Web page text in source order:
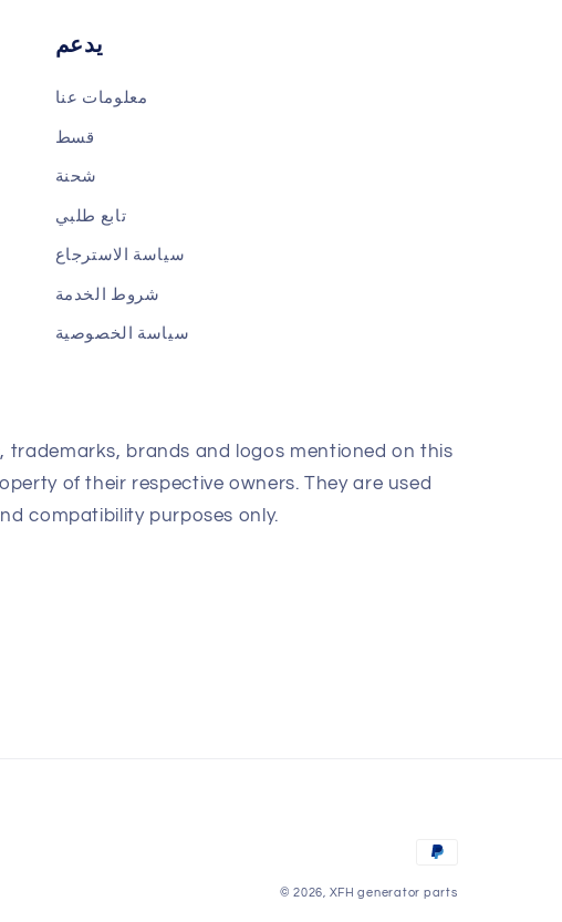
يدعم
معلومات عنا
قسط
شحنة
تابع طلبي
سياسة الاسترجاع
شروط الخدمة
سياسة الخصوصية
trademarks, brands and logos mentioned on this
of their respective owners. They are used
compatibility purposes only.
طرق
الدفع
© 2026, XFH generator parts